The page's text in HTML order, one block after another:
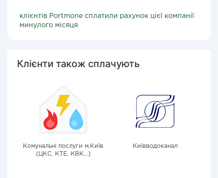
клієнтів Portmone сплатили рахунок цієї компанії
минулого місяця
Клієнти також сплачують
Комунальні послуги м.Київ
(ЦКС, КТЕ, КВК...)
Київводоканал